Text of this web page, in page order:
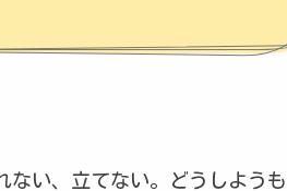
ない、立てない。どうしようも